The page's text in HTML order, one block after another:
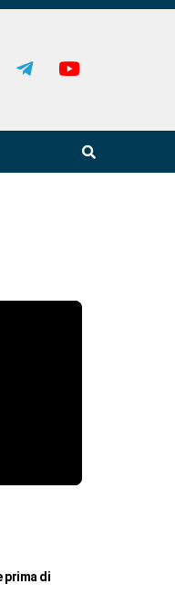
prima di